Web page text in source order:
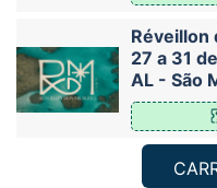
Réveillon
27 a 31
AL - São